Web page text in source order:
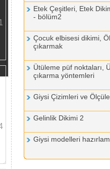
Etek Çeşitleri, Etek
- bölüm2
Çocuk elbisesi dikimi,
çıkarmak
Ütüleme püf noktaları,
çıkarma yöntemleri
Giysi Çizimleri ve
Gelinlik Dikimi 2
Giysi modelleri